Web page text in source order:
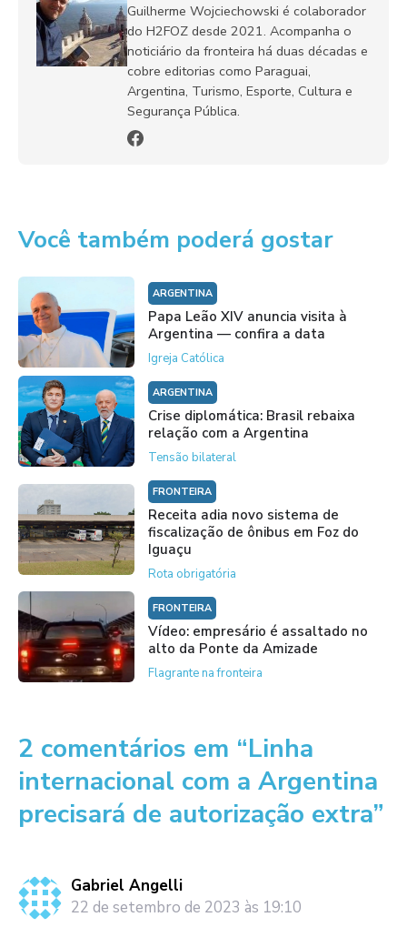
Guilherme Wojciechowski é colaborador
do H2FOZ desde 2021. Acompanha o
noticiário da fronteira há duas décadas e
cobre editorias como Paraguai,
Argentina, Turismo, Esporte, Cultura e
Segurança Pública.
Você também poderá gostar
ARGENTINA
Papa Leão XIV anuncia visita à
Argentina — confira a data
Igreja Católica
ARGENTINA
Crise diplomática: Brasil rebaixa
relação com a Argentina
Tensão bilateral
FRONTEIRA
Receita adia novo sistema de
fiscalização de ônibus em Foz do
Iguaçu
Rota obrigatória
FRONTEIRA
Vídeo: empresário é assaltado no
alto da Ponte da Amizade
Flagrante na fronteira
2 comentários em “Linha
internacional com a Argentina
precisará de autorização extra”
Gabriel Angelli
22 de setembro de 2023 às 19:10